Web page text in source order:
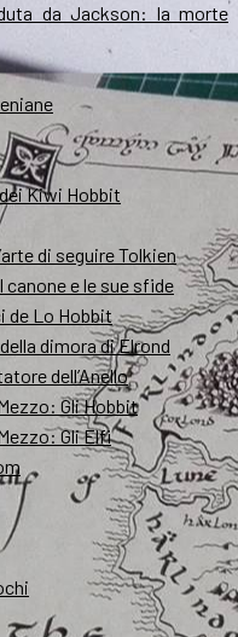
da Jackson: la morte
Kiwi Hobbit
di seguire Tolkien
e le sue sfide
de Lo Hobbit
dimora di Elrond
dell’Anello
Gli Hobbit
Gli Elfi